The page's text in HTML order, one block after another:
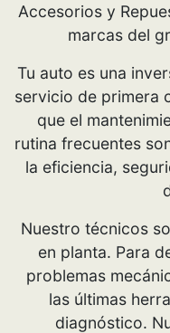
Accesorios y
marcas del
Tu auto es una
servicio de primera
que el
rutina frecuentes
la eficiencia,
Nuestro técnicos
en planta. Para
problemas
las últimas
diagnóstico.